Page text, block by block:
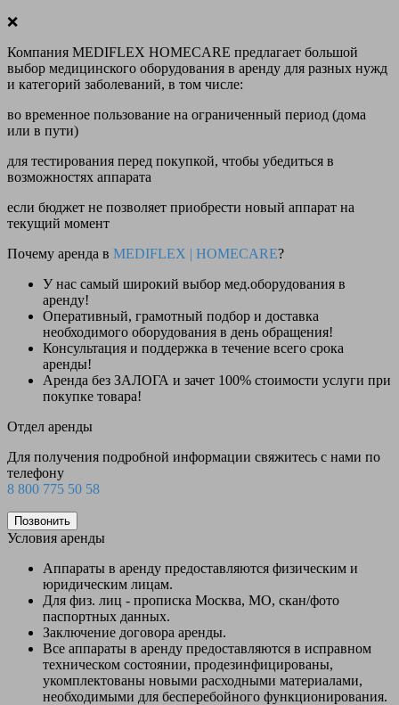
❌
Компания MEDIFLEX HOMECARE предлагает большой
выбор медицинского оборудования в аренду для разных нужд
и категорий заболеваний, в том числе:
во временное пользование на ограниченный период (дома
или в пути)
для тестирования перед покупкой, чтобы убедиться в
возможностях аппарата
если бюджет не позволяет приобрести новый аппарат на
текущий момент
Почему аренда в MEDIFLEX | HOMECARE?
У нас самый широкий выбор мед.оборудования в
аренду!
Оперативный, грамотный подбор и доставка
необходимого оборудования в день обращения!
Консультация и поддержка в течение всего срока
аренды!
Аренда без ЗАЛОГА и зачет 100% стоимости услуги при
покупке товара!
Отдел аренды
Для получения подробной информации свяжитесь с нами по
телефону
8 800 775 50 58
Позвонить
Условия аренды
Аппараты в аренду предоставляются физическим и
юридическим лицам.
Для физ. лиц - прописка Москва, МО, скан/фото
паспортных данных.
Заключение договора аренды.
Все аппараты в аренду предоставляются в исправном
техническом состоянии, продезинфицированы,
укомплектованы новыми расходными материалами,
необходимыми для бесперебойного функционирования.